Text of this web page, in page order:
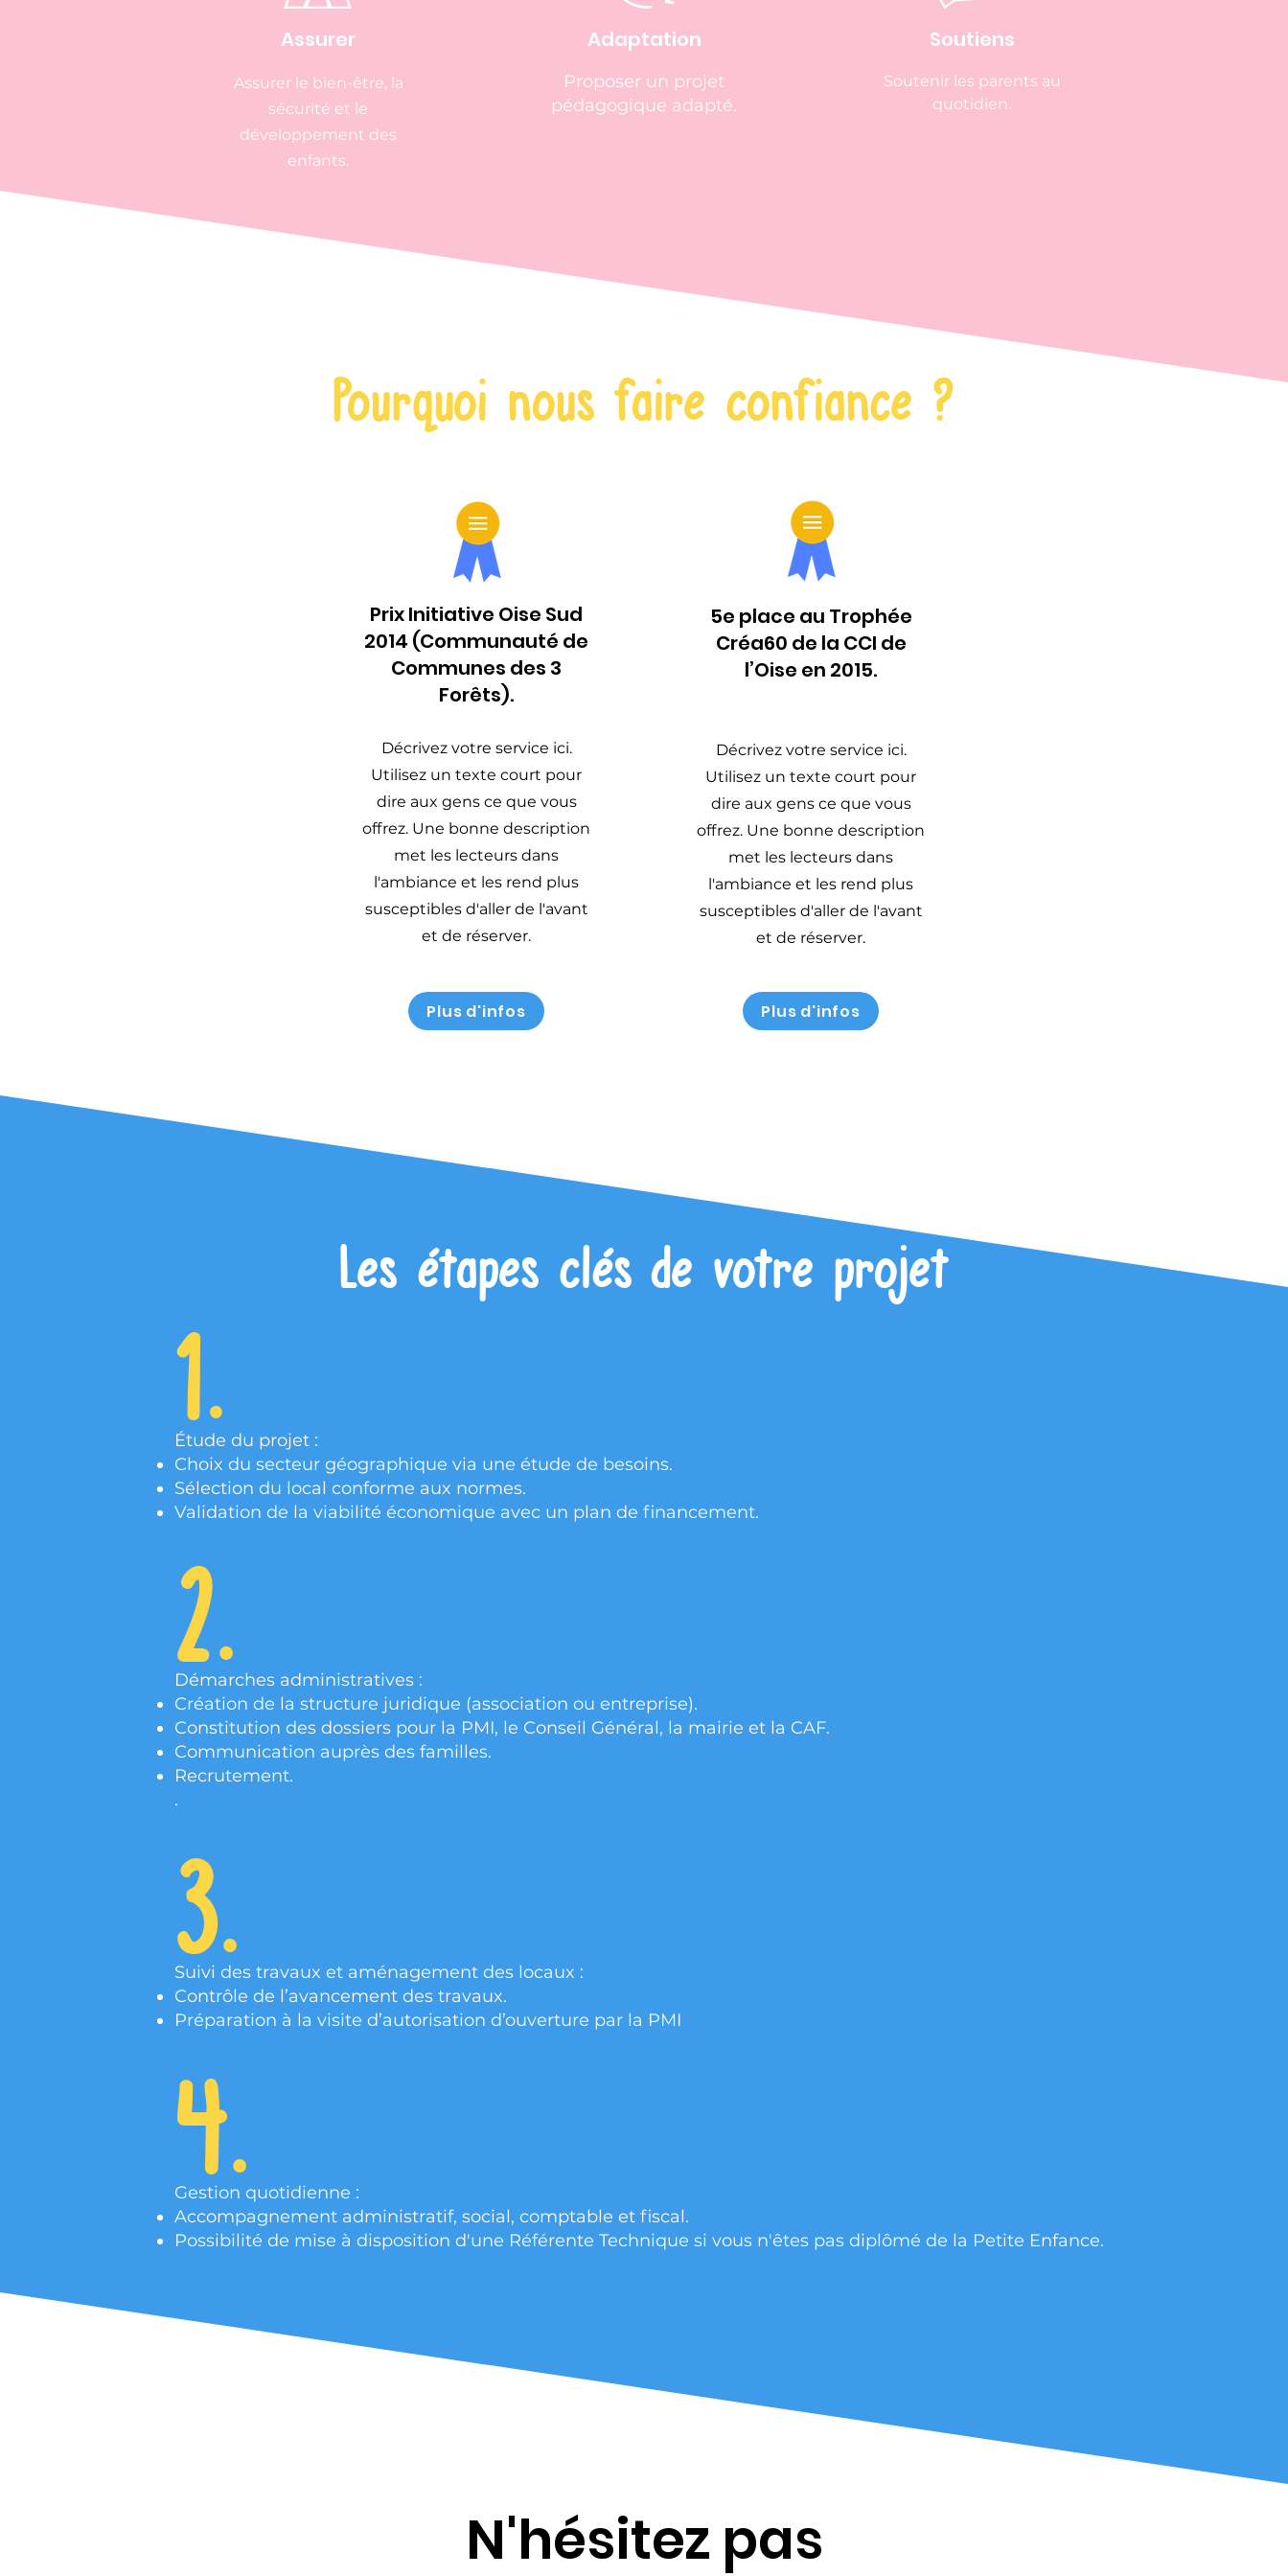
1.
Étude du projet :
Choix du secteur géographique via une étude de besoins.
Sélection du local conforme aux normes.
Validation de la viabilité économique avec un plan de financement.
2.
Démarches administratives :
Création de la structure juridique (association ou entreprise).
Constitution des dossiers pour la PMI, le Conseil Général, la mairie et la CAF.
Communication auprès des familles.
Recrutement.
.
3.
Suivi des travaux et aménagement des locaux :
Contrôle de l’avancement des travaux.
Préparation à la visite d’autorisation d’ouverture par la PMI
4.
Gestion quotidienne :
Accompagnement administratif, social, comptable et fiscal.
Possibilité de mise à disposition d'une Référente Technique si vous n'êtes pas diplômé de la Petite Enfance.
Les étapes clés de votre projet
Prix Initiative Oise Sud
2014 (Communauté de
Communes des 3
Forêts).
Décrivez votre service ici.
Utilisez un texte court pour
dire aux gens ce que vous
offrez. Une bonne description
met les lecteurs dans
l'ambiance et les rend plus
susceptibles d'aller de l'avant
et de réserver.
5e place au Trophée
Créa60 de la CCI de
l’Oise en 2015.
Décrivez votre service ici.
Utilisez un texte court pour
dire aux gens ce que vous
offrez. Une bonne description
met les lecteurs dans
l'ambiance et les rend plus
susceptibles d'aller de l'avant
et de réserver.
Pourquoi nous faire confiance ?
Plus d'infos Plus d'infos
Assurer
Assurer le bien-être, la
sécurité et le
développement des
enfants.
Adaptation
Proposer un projet
pédagogique adapté.
Soutiens
Soutenir les parents au
quotidien.
N'hésitez pas